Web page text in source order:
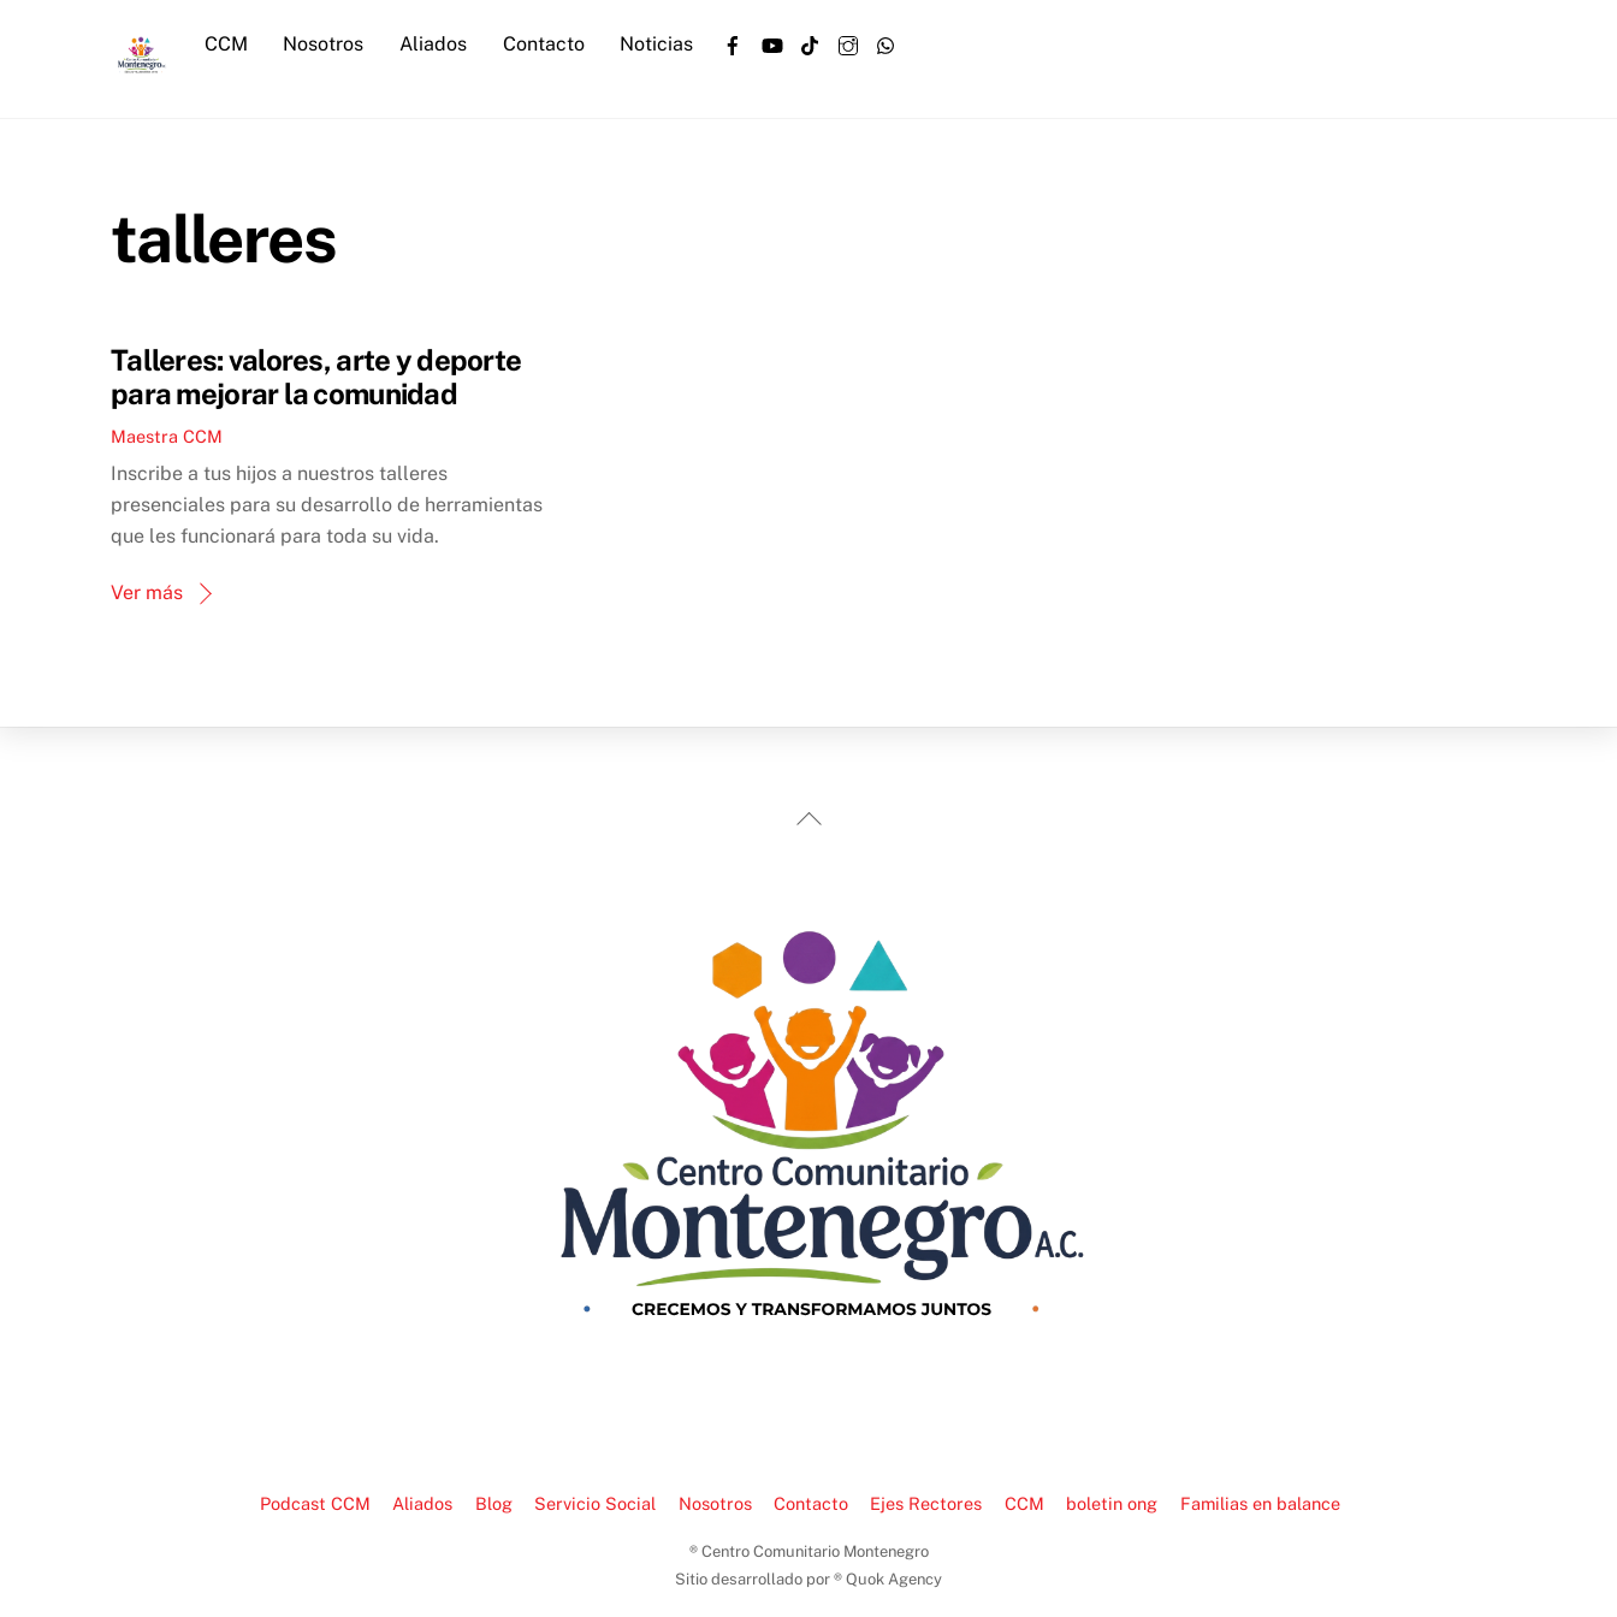
Facebook
YouTubeTikTokInstagram
CCM Nosotros Aliados Contacto Noticias
talleres
Talleres: valores, arte y deporte
para mejorar la comunidad
Maestra CCM
Inscribe a tus hijos a nuestros talleres
presenciales para su desarrollo de herramientas
que les funcionará para toda su vida.
Ver más
Back
Podcast CCM Aliados Blog Servicio Social Nosotros Contacto Ejes Rectores CCM boletin ong Familias en balance
® Centro Comunitario Montenegro
Sitio desarrollado por ® Quok Agency